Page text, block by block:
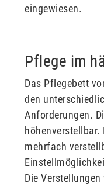
eingewiesen.
Pflege im
Das Pflegebett
den
Anforderungen.
mehrfach
Die